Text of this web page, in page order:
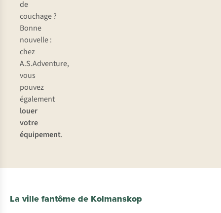
de
couchage ?
Bonne
nouvelle :
chez
A.S.Adventure,
vous
pouvez
également
louer
votre
équipement.
La ville fantôme de Kolmanskop